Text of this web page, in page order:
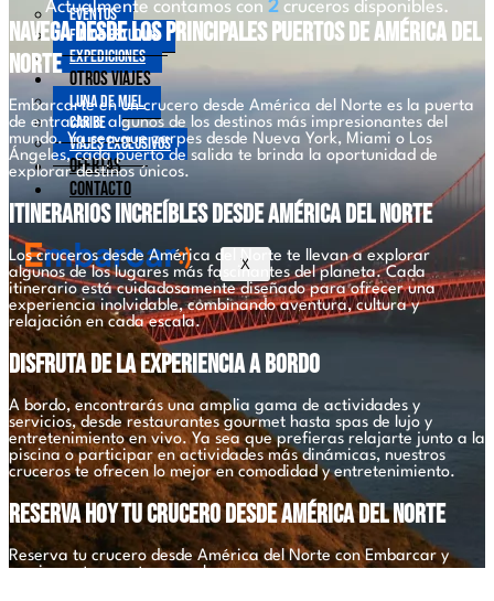
Eventos
Fin de Estudios
Expediciones
Otros viajes
Luna de Miel
Caribe
Viajes exclusivos
Ofertas
Contacto
X
Actualmente contamos con 2cruceros disponibles.
Navega desde los principales puertos de América del
Norte
Embarcarte en un crucero desde América del Norte es la puerta
de entrada a algunos de los destinos más impresionantes del
mundo. Ya sea que zarpes desde Nueva York, Miami o Los
Ángeles, cada puerto de salida te brinda la oportunidad de
explorar destinos únicos.
Itinerarios Increíbles desde América del Norte
Los cruceros desde América del Norte te llevan a explorar
algunos de los lugares más fascinantes del planeta. Cada
itinerario está cuidadosamente diseñado para ofrecer una
experiencia inolvidable, combinando aventura, cultura y
relajación en cada escala.
Disfruta de la Experiencia a Bordo
A bordo, encontrarás una amplia gama de actividades y
servicios, desde restaurantes gourmet hasta spas de lujo y
entretenimiento en vivo. Ya sea que prefieras relajarte junto a la
piscina o participar en actividades más dinámicas, nuestros
cruceros te ofrecen lo mejor en comodidad y entretenimiento.
Reserva Hoy tu Crucero desde América del Norte
Reserva tu crucero desde América del Norte con Embarcar y
comienza tu aventura por los mares.